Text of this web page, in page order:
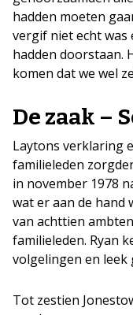
hadden moeten
vergif niet echt was
hadden doorstaan.
komen dat we wel
De zaak –
Laytons verklaring
familieleden
in november 1978
wat er aan de hand
van achttien
familieleden. Ryan
volgelingen en leek
Tot zestien